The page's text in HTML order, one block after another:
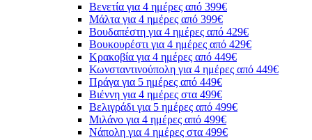
Βενετία για 4 ημέρες από 399€
Μάλτα για 4 ημέρες από 399€
Βουδαπέστη για 4 ημέρες από 429€
Βουκουρέστι για 4 ημέρες από 429€
Κρακοβία για 4 ημέρες από 449€
Κωνσταντινούπολη για 4 ημέρες από 449€
Πράγα για 5 ημέρες από 449€
Βιέννη για 4 ημέρες στα 499€
Βελιγράδι για 5 ημέρες από 499€
Μιλάνο για 4 ημέρες από 499€
Νάπολη για 4 ημέρες στα 499€